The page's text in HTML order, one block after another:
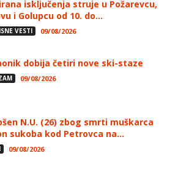
isključenja struje u Požarevcu,
i Golupcu od 10. do...
VESTI 09/08/2026
dobija četiri nove ski-staze
09/08/2026
N.U. (26) zbog smrti muškarca
sukoba kod Petrovca na...
09/08/2026